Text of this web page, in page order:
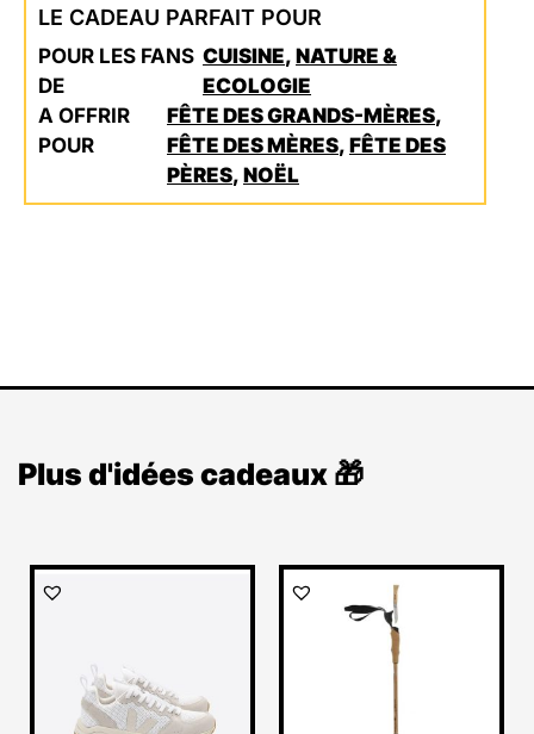
LE CADEAU PARFAIT POUR
POUR LES FANS
DE
CUISINE,NATURE &
ECOLOGIE
A OFFRIR
POUR
FÊTE DES GRANDS-MÈRES,
FÊTE DES MÈRES, FÊTE DES
PÈRES, NOËL
Plus d'idées cadeaux 🎁